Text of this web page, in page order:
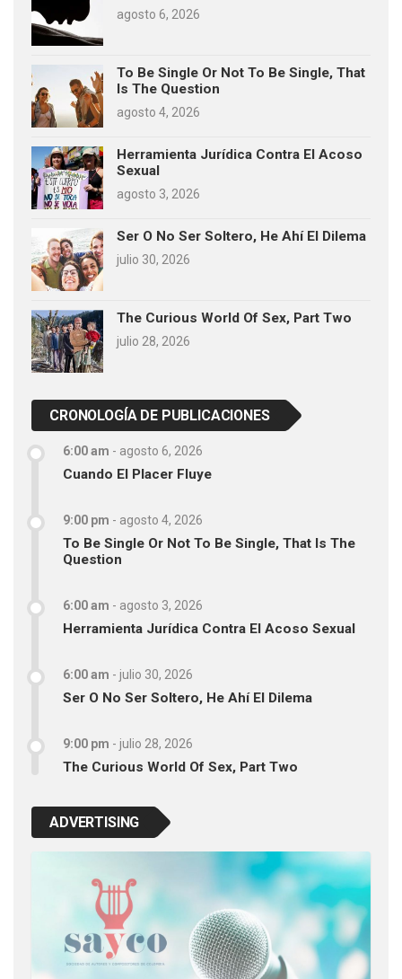
agosto 6, 2026
To Be Single Or Not To Be Single, That
Is The Question
agosto 4, 2026
Herramienta Jurídica Contra El Acoso
Sexual
agosto 3, 2026
Ser O No Ser Soltero, He Ahí El Dilema
julio 30, 2026
The Curious World Of Sex, Part Two
julio 28, 2026
CRONOLOGÍA DE PUBLICACIONES
6:00 am - agosto 6, 2026
Cuando El Placer Fluye
9:00 pm - agosto 4, 2026
To Be Single Or Not To Be Single, That Is The
Question
6:00 am - agosto 3, 2026
Herramienta Jurídica Contra El Acoso Sexual
6:00 am - julio 30, 2026
Ser O No Ser Soltero, He Ahí El Dilema
9:00 pm - julio 28, 2026
The Curious World Of Sex, Part Two
ADVERTISING